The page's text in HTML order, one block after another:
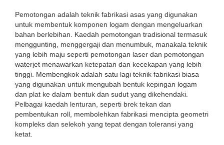
Pemotongan adalah teknik fabrikasi asas yang digunakan
untuk membentuk komponen logam dengan mengeluarkan
bahan berlebihan. Kaedah pemotongan tradisional termasuk
menggunting, menggergaji dan menumbuk, manakala teknik
yang lebih maju seperti pemotongan laser dan pemotongan
waterjet menawarkan ketepatan dan kecekapan yang lebih
tinggi. Membengkok adalah satu lagi teknik fabrikasi biasa
yang digunakan untuk mengubah bentuk kepingan logam
dan plat ke dalam bentuk dan sudut yang dikehendaki.
Pelbagai kaedah lenturan, seperti brek tekan dan
pembentukan roll, membolehkan fabrikasi mencipta geometri
kompleks dan selekoh yang tepat dengan toleransi yang
ketat.